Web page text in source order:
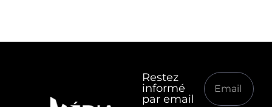
Restez
informé
par email